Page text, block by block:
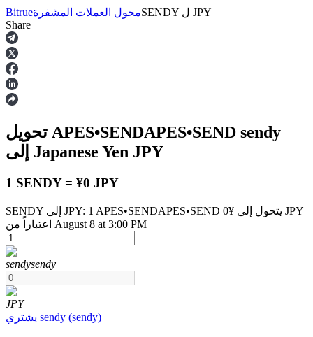
العقود الآجلة
العقود الآجلة USDT
Bitrueمحول العملات المشفرةSENDY ل JPY
Share
تحويل APES•SENDAPES•SEND sendy
إلى Japanese Yen JPY
1 SENDY = ¥0 JPY
SENDY إلى JPY: 1 APES•SENDAPES•SEND يتحول إلى ¥0 JPY
اعتباراً من August 8 at 3:00 PM
sendysendy
JPY
يشتري sendy (sendy)